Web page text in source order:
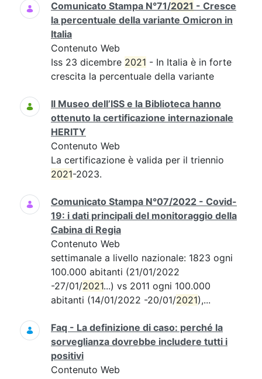
Comunicato Stampa N°71/2021 - Cresce
la percentuale della variante Omicron in
Italia
Contenuto Web
Iss 23 dicembre 2021 - In Italia è in forte
crescita la percentuale della variante
Il Museo dell’ISS e la Biblioteca hanno
ottenuto la certificazione internazionale
HERITY
Contenuto Web
La certificazione è valida per il triennio
2021-2023.
Comunicato Stampa N°07/2022 - Covid-
19: i dati principali del monitoraggio della
Cabina di Regia
Contenuto Web
settimanale a livello nazionale: 1823 ogni
100.000 abitanti (21/01/2022
-27/01/2021...) vs 2011 ogni 100.000
abitanti (14/01/2022 -20/01/2021),...
Faq - La definizione di caso: perché la
sorveglianza dovrebbe includere tutti i
positivi
Contenuto Web